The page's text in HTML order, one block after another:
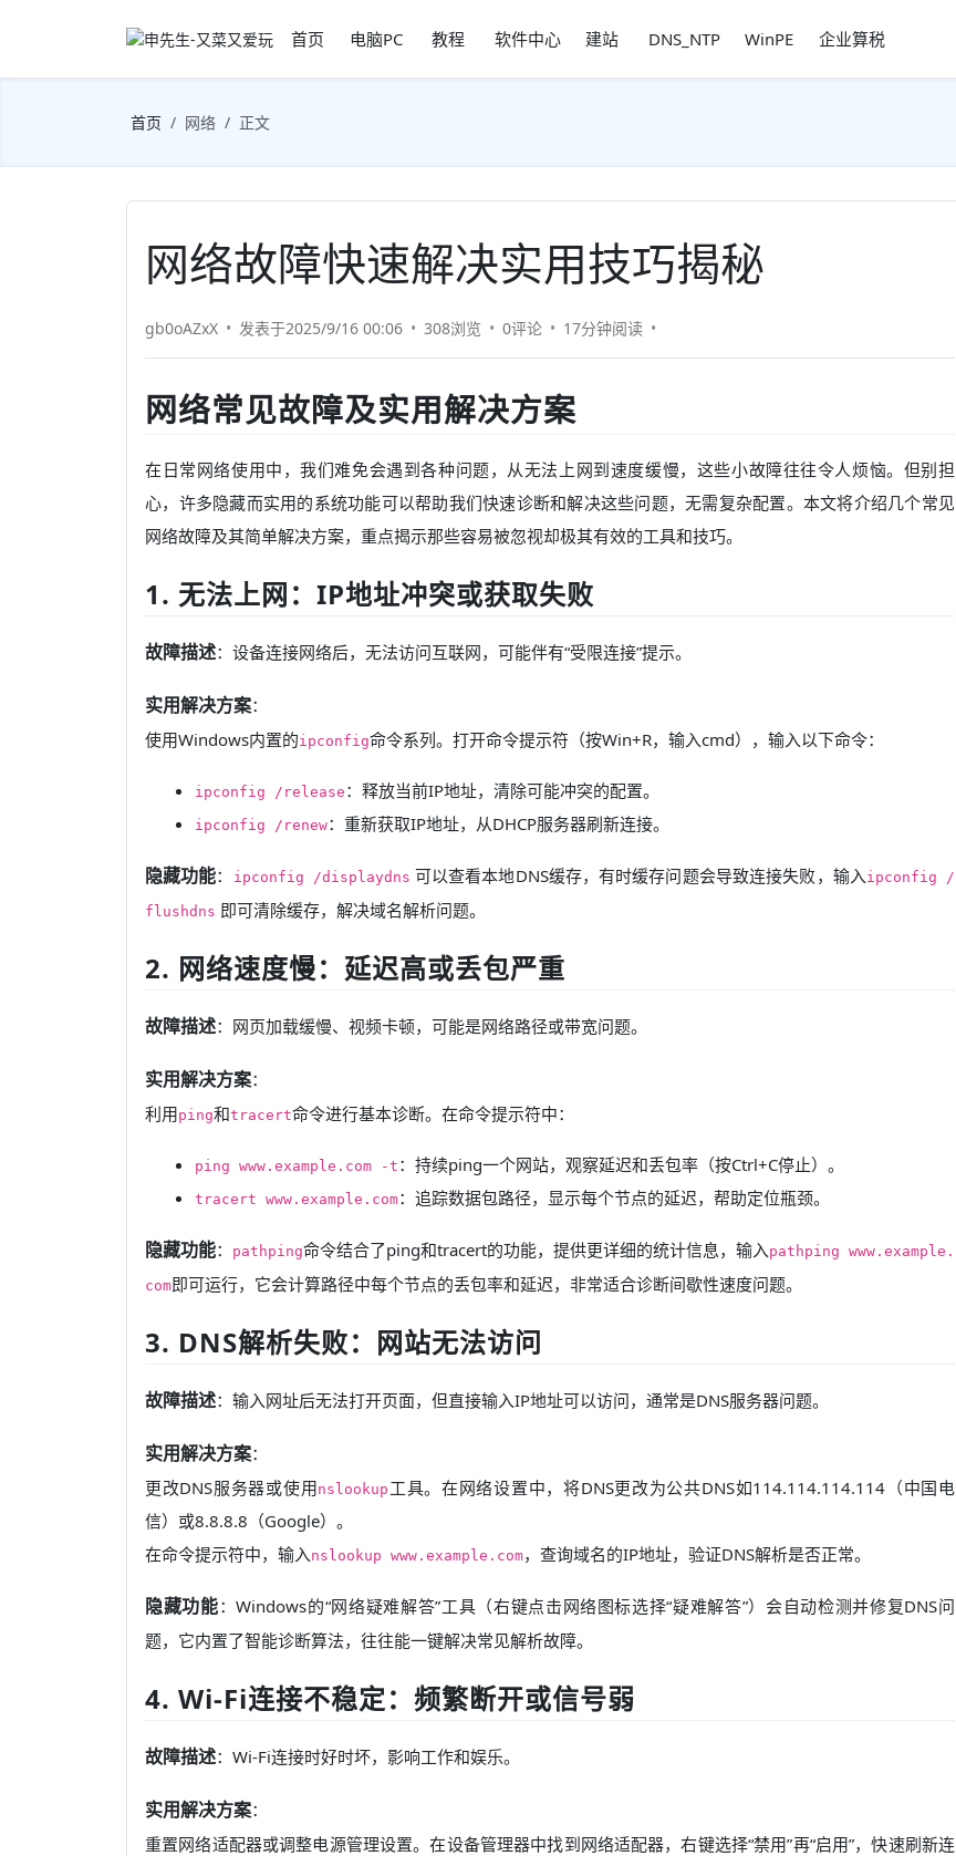
首页 电脑PC 教程 软件中心 建站 DNS_NTP WinPE 企业算税
首页 网络 正文
网络故障快速解决实用技巧揭秘
gb0oAZxX 发表于2025/9/16 00:06 308浏览 0评论 17分钟阅读
网络常见故障及实用解决方案
在日常网络使用中，我们难免会遇到各种问题，从无法上网到速度缓慢，这些小故障往往令人烦恼。但别担
心，许多隐藏而实用的系统功能可以帮助我们快速诊断和解决这些问题，无需复杂配置。本文将介绍几个常见
网络故障及其简单解决方案，重点揭示那些容易被忽视却极其有效的工具和技巧。
1. 无法上网：IP地址冲突或获取失败
故障描述：设备连接网络后，无法访问互联网，可能伴有“受限连接”提示。
实用解决方案：
使用Windows内置的ipconfig命令系列。打开命令提示符（按Win+R，输入cmd），输入以下命令：
ipconfig /release ：释放当前IP地址，清除可能冲突的配置。
ipconfig /renew：重新获取IP地址，从DHCP服务器刷新连接。
隐藏功能： ipconfig /displaydns 可以查看本地DNS缓存，有时缓存问题会导致连接失败，输入 ipconfig /
flushdns 即可清除缓存，解决域名解析问题。
2. 网络速度慢：延迟高或丢包严重
故障描述：网页加载缓慢、视频卡顿，可能是网络路径或带宽问题。
实用解决方案：
利用ping和tracert命令进行基本诊断。在命令提示符中：
ping www.example.com -t ：持续ping一个网站，观察延迟和丢包率（按Ctrl+C停止）。
tracert www.example.com：追踪数据包路径，显示每个节点的延迟，帮助定位瓶颈。
隐藏功能： pathping命令结合了ping和tracert的功能，提供更详细的统计信息，输入 pathping www.example.
com即可运行，它会计算路径中每个节点的丢包率和延迟，非常适合诊断间歇性速度问题。
3. DNS解析失败：网站无法访问
故障描述：输入网址后无法打开页面，但直接输入IP地址可以访问，通常是DNS服务器问题。
实用解决方案：
更改DNS服务器或使用nslookup 工具。在网络设置中，将DNS更改为公共DNS如114.114.114.114（中国电
信）或8.8.8.8（Google）。
在命令提示符中，输入 nslookup www.example.com，查询域名的IP地址，验证DNS解析是否正常。
隐藏功能：Windows的“网络疑难解答”工具（右键点击网络图标选择“疑难解答”）会自动检测并修复DNS问
题，它内置了智能诊断算法，往往能一键解决常见解析故障。
4. Wi-Fi连接不稳定：频繁断开或信号弱
故障描述：Wi-Fi连接时好时坏，影响工作和娱乐。
实用解决方案：
重置网络适配器或调整电源管理设置。在设备管理器中找到网络适配器，右键选择“禁用”再“启用”，快速刷新连